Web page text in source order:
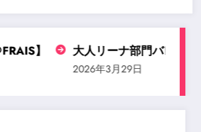
大人リーナ部門バレエコンクールにエ